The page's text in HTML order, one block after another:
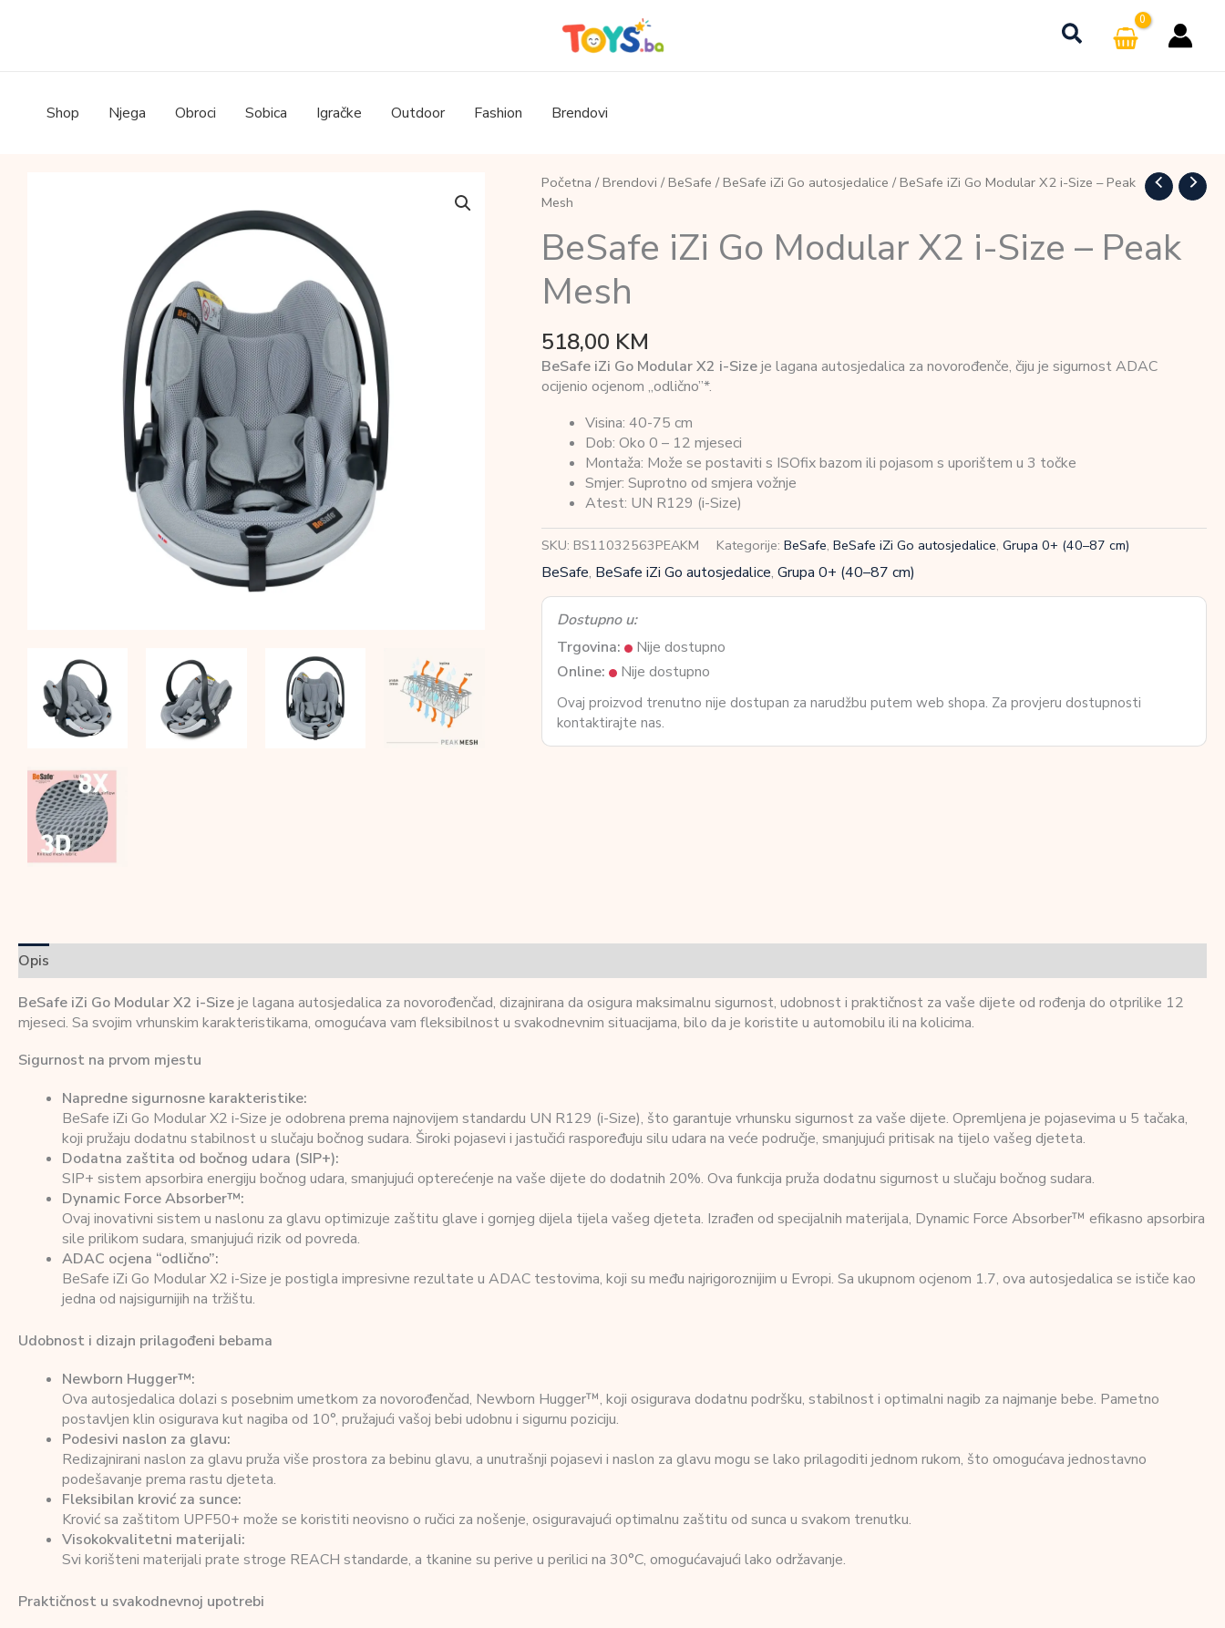
Shop Njega Obroci Sobica Igračke Outdoor Fashion Brendovi
Početna / Brendovi / BeSafe / BeSafe iZi Go autosjedalice / BeSafe iZi Go Modular X2 i-Size – Peak
Mesh
BeSafe iZi Go Modular X2 i-Size – Peak
Mesh
518,00 KM
BeSafe iZi Go Modular X2 i-Sizeje lagana autosjedalica za novorođenče, čiju je sigurnost ADAC
ocijenio ocjenom „odlično”*.
Visina: 40-75 cm
Dob: Oko 0 – 12 mjeseci
Montaža: Može se postaviti s ISOfix bazom ili pojasom s uporištem u 3 točke
Smjer: Suprotno od smjera vožnje
Atest: UN R129 (i-Size)
SKU: BS11032563PEAKM Kategorije: BeSafe, BeSafe iZi Go autosjedalice, Grupa 0+ (40–87 cm)
BeSafe, BeSafe iZi Go autosjedalice, Grupa 0+ (40–87 cm)
Dostupno u:
Trgovina:
Nije dostupno
Online:
Nije dostupno
Ovaj proizvod trenutno nije dostupan za narudžbu putem web shopa. Za provjeru dostupnosti
kontaktirajte nas.
Opis
BeSafe iZi Go Modular X2 i-Sizeje lagana autosjedalica za novorođenčad, dizajnirana da osigura maksimalnu sigurnost, udobnost i praktičnost za vaše dijete od rođenja do otprilike 12
mjeseci. Sa svojim vrhunskim karakteristikama, omogućava vam fleksibilnost u svakodnevnim situacijama, bilo da je koristite u automobilu ili na kolicima.
Sigurnost na prvom mjestu
Napredne sigurnosne karakteristike:
BeSafe iZi Go Modular X2 i-Size je odobrena prema najnovijem standardu UN R129 (i-Size), što garantuje vrhunsku sigurnost za vaše dijete. Opremljena je pojasevima u 5 tačaka,
koji pružaju dodatnu stabilnost u slučaju bočnog sudara. Široki pojasevi i jastučići raspoređuju silu udara na veće područje, smanjujući pritisak na tijelo vašeg djeteta.
Dodatna zaštita od bočnog udara (SIP+):
SIP+ sistem apsorbira energiju bočnog udara, smanjujući opterećenje na vaše dijete do dodatnih 20%. Ova funkcija pruža dodatnu sigurnost u slučaju bočnog sudara.
Dynamic Force Absorber™:
Ovaj inovativni sistem u naslonu za glavu optimizuje zaštitu glave i gornjeg dijela tijela vašeg djeteta. Izrađen od specijalnih materijala, Dynamic Force Absorber™ efikasno apsorbira
sile prilikom sudara, smanjujući rizik od povreda.
ADAC ocjena “odlično”:
BeSafe iZi Go Modular X2 i-Size je postigla impresivne rezultate u ADAC testovima, koji su među najrigoroznijim u Evropi. Sa ukupnom ocjenom 1.7, ova autosjedalica se ističe kao
jedna od najsigurnijih na tržištu.
Udobnost i dizajn prilagođeni bebama
Newborn Hugger™:
Ova autosjedalica dolazi s posebnim umetkom za novorođenčad, Newborn Hugger™, koji osigurava dodatnu podršku, stabilnost i optimalni nagib za najmanje bebe. Pametno
postavljen klin osigurava kut nagiba od 10°, pružajući vašoj bebi udobnu i sigurnu poziciju.
Podesivi naslon za glavu:
Redizajnirani naslon za glavu pruža više prostora za bebinu glavu, a unutrašnji pojasevi i naslon za glavu mogu se lako prilagoditi jednom rukom, što omogućava jednostavno
podešavanje prema rastu djeteta.
Fleksibilan krović za sunce:
Krović sa zaštitom UPF50+ može se koristiti neovisno o ručici za nošenje, osiguravajući optimalnu zaštitu od sunca u svakom trenutku.
Visokokvalitetni materijali:
Svi korišteni materijali prate stroge REACH standarde, a tkanine su perive u perilici na 30°C, omogućavajući lako održavanje.
Praktičnost u svakodnevnoj upotrebi